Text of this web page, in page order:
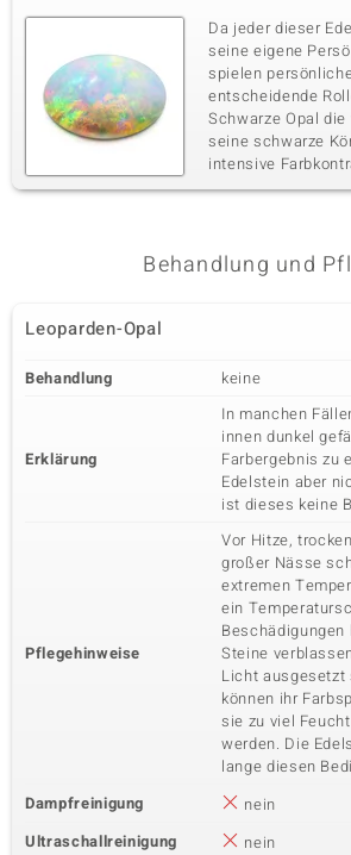
Da jeder dieser
seine eigene
spielen
entscheidende
Schwarze Opal
seine schwarze
intensive
Behandlung und
Leoparden-Opal
Behandlung keine
Erklärung
In manchen
innen dunkel
Farbergebnis zu
Edelstein aber
ist dieses keine
Pflegehinweise
Vor Hitze,
großer Nässe
extremen
ein
Beschädigungen
Steine
Licht ausgesetzt
können ihr
sie zu viel
werden. Die
lange diesen
Dampfreinigung
nein
Ultraschallreinigung
nein